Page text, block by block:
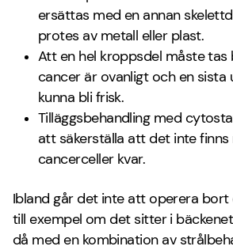
ersättas med en annan
protes av metall eller plast.
Att en hel kroppsdel måste
cancer är ovanligt och en
kunna bli frisk.
Tilläggsbehandling med
att säkerställa att det inte finns
cancerceller kvar.
Ibland går det inte att operera
till exempel om det sitter i
då med en kombination av